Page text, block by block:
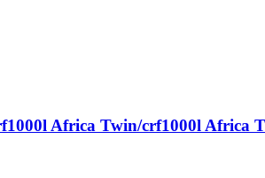
Africa Twin/crf1000l Africa